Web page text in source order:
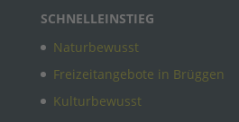
SCHNELLEINSTIEG
Naturbewusst
Freizeitangebote in Brüggen
Kulturbewusst